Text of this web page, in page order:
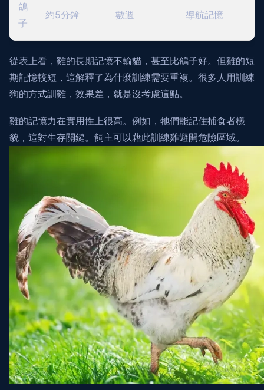
鴿
子
約5分鐘 數週 導航記憶
從表上看，雞的長期記憶不輸貓，甚至比鴿子好。但雞的短
期記憶較短，這解釋了為什麼訓練需要重複。很多人用訓練
狗的方式訓雞，效果差，就是沒考慮這點。
雞的記憶力在實用性上很高。例如，牠們能記住捕食者樣
貌，這對生存關鍵。飼主可以藉此訓練雞避開危險區域。